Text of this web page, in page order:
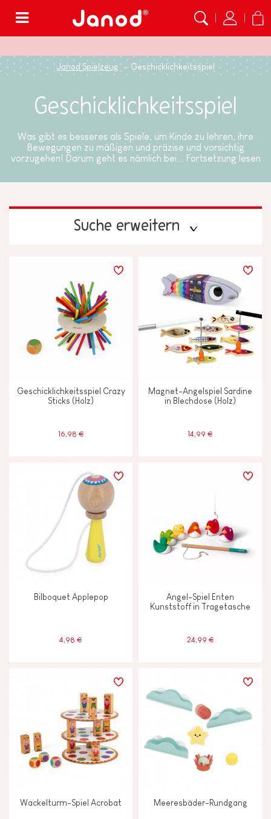
Janod Spielzeug Geschicklichkeitsspiel
Geschicklichkeitsspiel
Was gibt es besseres als Spiele, um Kinde zu lehren, ihre
Bewegungen zu mäßigen und präzise und vorsichtig
vorzugehen! Darum geht es nämlich bei...
Fortsetzung lesen
Suche erweitern
LERNEFFEKTE
Bauen und entwerfen
Entdecken und ausprobieren
Gehen, laufen und sich bewegen
MERKMALE
Farben auf Wasserbasis
Glocke oder Glöckchen
4 - 5 Jahre
6-7 6 - 7 Jahre
Geschicklichkeitsspiel Crazy
Sticks (Holz)
16,98 €
Magnet-Angelspiel Sardine
in Blechdose (Holz)
14,99 €
Bilboquet Applepop
4,98 €
Angel-Spiel Enten
Kunststoff in Tragetasche
24,99 €
Wackelturm-Spiel Acrobat Meeresbäder-Rundgang